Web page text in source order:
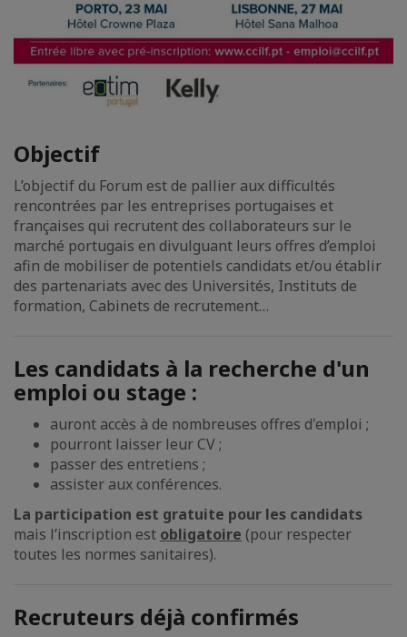
Objectif
L’objectif du Forum est de pallier aux difficultés
rencontrées par les entreprises portugaises et
françaises qui recrutent des collaborateurs sur le
marché portugais en divulguant leurs offres d’emploi
afin de mobiliser de potentiels candidats et/ou établir
des partenariats avec des Universités, Instituts de
formation, Cabinets de recrutement…
Les candidats à la recherche d'un
emploi ou stage :
auront accès à de nombreuses offres d'emploi ;
pourront laisser leur CV ;
passer des entretiens ;
assister aux conférences.
La participation est gratuite pour les candidats
mais l’inscription est obligatoire (pour respecter
toutes les normes sanitaires).
Recruteurs déjà confirmés